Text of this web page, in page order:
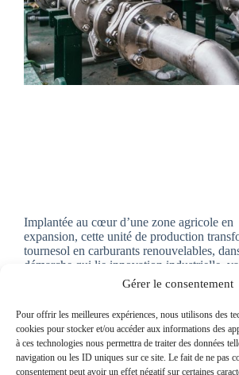
Gérer le consentement
Pour offrir les meilleures expériences, nous utilisons des
cookies pour stocker et/ou accéder aux informations des
à ces technologies nous permettra de traiter des données
navigation ou les ID uniques sur ce site. Le fait de ne pas
consentement peut avoir un effet négatif sur certaines
Implantée au cœur d’une zone agricole en
expansion, cette unité de production
tournesol en carburants renouvelables,
démarche qui lie innovation industrielle,
des ressources locales et réduction de
volonté…
Patricia Angonemane
28/06/2025